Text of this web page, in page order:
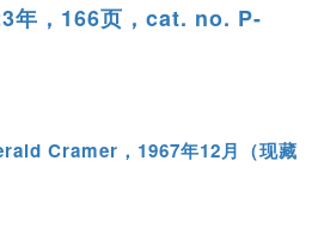
年，166页，cat. no. P-
Cramer，1967年12月（现藏